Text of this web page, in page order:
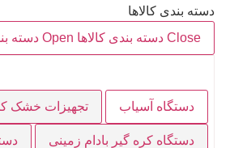
دسته بندی کالاها
Close دسته بندی کالاها
Open دسته بندی کالاها
دستگاه آسیاب تجهیزات خشک
دستگاه کره گیر بادام زمینی